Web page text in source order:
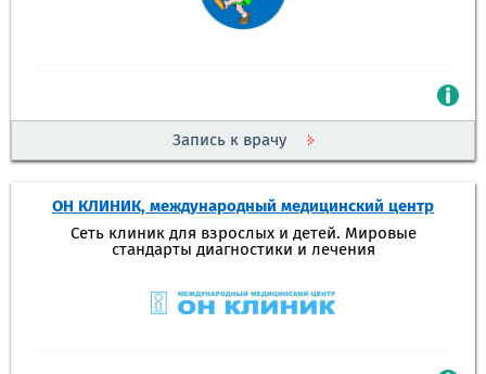
Запись к врачу
ОН КЛИНИК, международный медицинский центр
Сеть клиник для взрослых и детей. Мировые
стандарты диагностики и лечения